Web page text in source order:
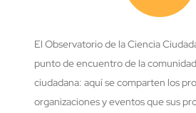
El Observatorio de la Ciencia
punto de encuentro de la
ciudadana: aquí se comparten los
organizaciones y eventos que sus